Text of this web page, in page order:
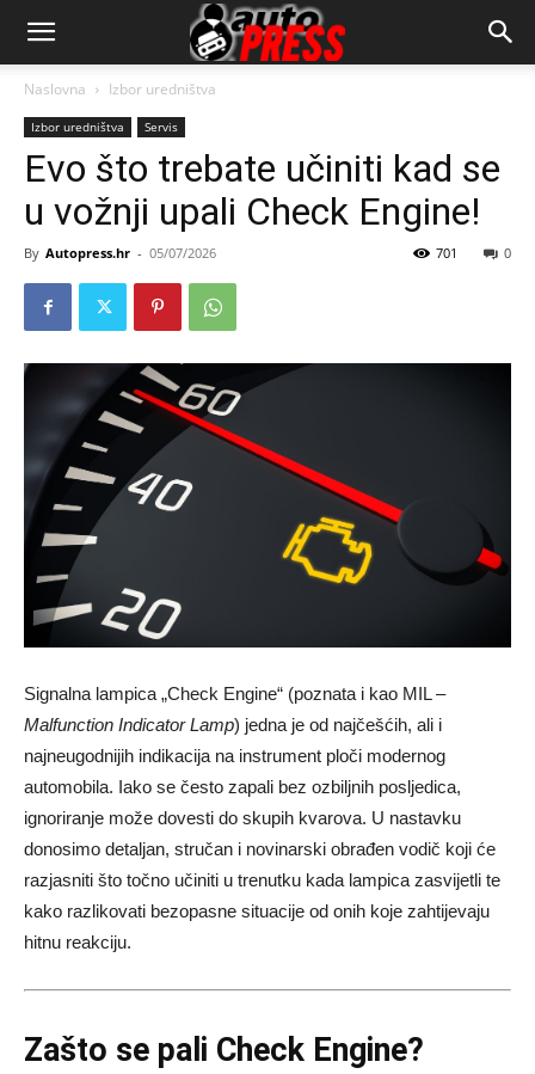
AutopressHR
Naslovna Izbor uredništva
Izbor uredništva Servis
Evo što trebate učiniti kad se
u vožnji upali Check Engine!
By Autopress.hr - 05/07/2026 0
701
Signalna lampica „Check Engine“ (poznata i kao MIL –
Malfunction Indicator Lamp) jedna je od najčešćih, ali i
najneugodnijih indikacija na instrument ploči modernog
automobila. Iako se često zapali bez ozbiljnih posljedica,
ignoriranje može dovesti do skupih kvarova. U nastavku
donosimo detaljan, stručan i novinarski obrađen vodič koji će
razjasniti što točno učiniti u trenutku kada lampica zasvijetli te
kako razlikovati bezopasne situacije od onih koje zahtijevaju
hitnu reakciju.
Zašto se pali Check Engine?